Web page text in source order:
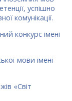
успішно
комунікації.
конкурс імені
мови імені
«Світ